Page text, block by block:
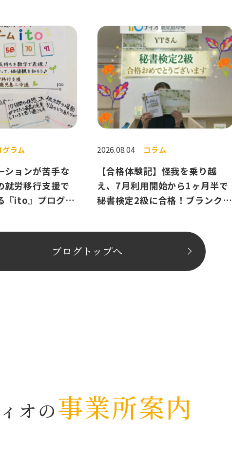
グラム
ションが苦手な
就労移行支援で
『ito』プログラ
2026.08.04 コラム
【合格体験記】怪我を乗り越
え、7月利用開始から1ヶ月半で
秘書検定2級に合格！ブランクを
ブログトップへ
オの事業所案内